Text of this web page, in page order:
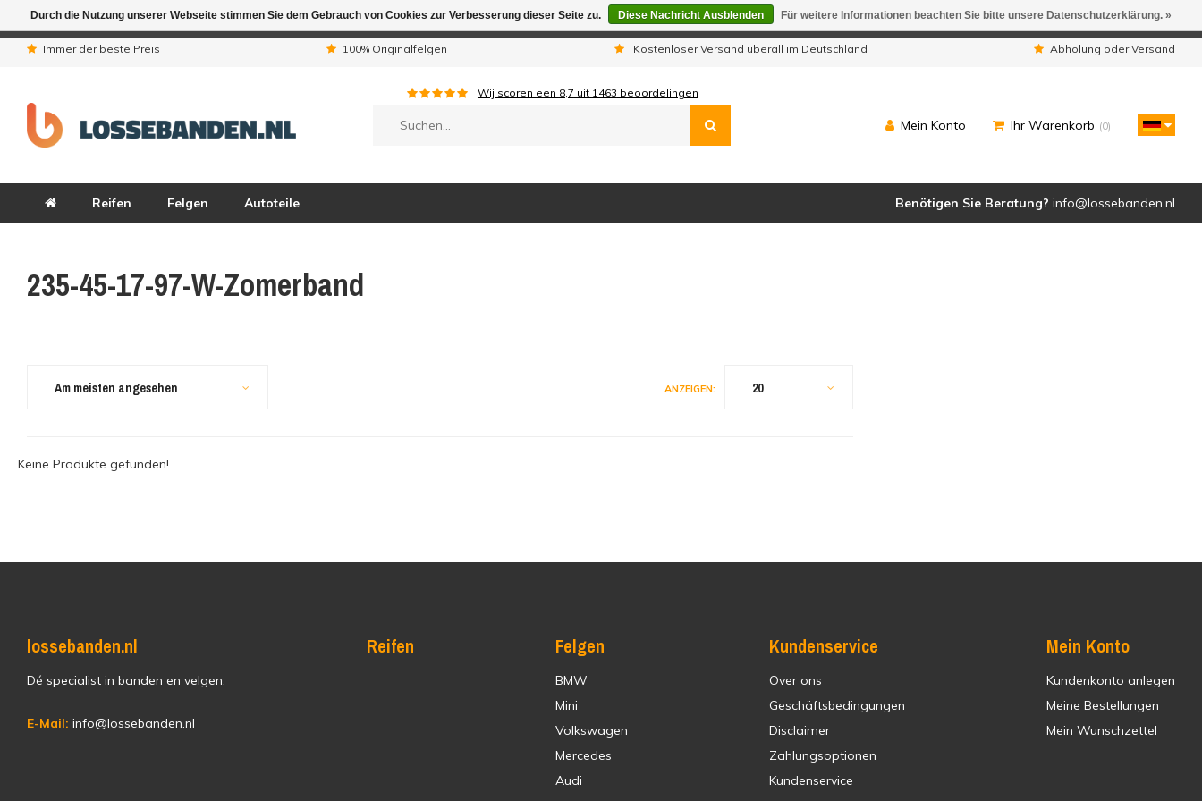
Immer der beste Preis 100% Originalfelgen Kostenloser Versand überall im Deutschland Abholung oder Versand
Wij scoren een 8,7 uit 1463 beoordelingen
Mein Konto Ihr Warenkorb (0)
Reifen Felgen Autoteile Benötigen Sie Beratung? info@lossebanden.nl
235-45-17-97-W-Zomerband
Am meisten angesehen ANZEIGEN: 20
Keine Produkte gefunden!...
lossebanden.nl
Dé specialist in banden en velgen.
E-Mail: info@lossebanden.nl
Reifen Felgen
BMW
Mini
Volkswagen
Mercedes
Audi
Kundenservice
Over ons
Geschäftsbedingungen
Disclaimer
Zahlungsoptionen
Kundenservice
Mein Konto
Kundenkonto anlegen
Meine Bestellungen
Mein Wunschzettel
Durch die Nutzung unserer Webseite stimmen Sie dem Gebrauch von Cookies zur Verbesserung dieser Seite zu. Diese Nachricht Ausblenden Für weitere Informationen beachten Sie bitte unsere Datenschutzerklärung. »
Aufgrund der Ferientagen sind wir telefonisch nicht erreichbar. Aufgegebene Bestellungen werden geliefert.